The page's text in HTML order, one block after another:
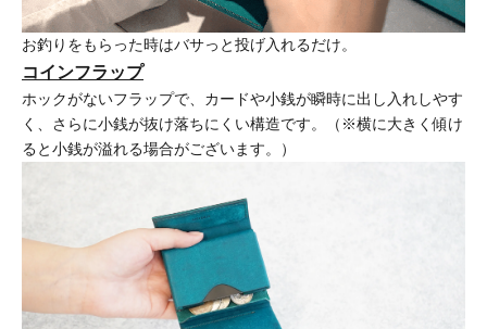
お釣りをもらった時はバサっと投げ入れるだけ。
コインフラップ
ホックがないフラップで、カードや小銭が瞬時に出し入れしやす
く、さらに小銭が抜け落ちにくい構造です。（※横に大きく傾け
ると小銭が溢れる場合がございます。）